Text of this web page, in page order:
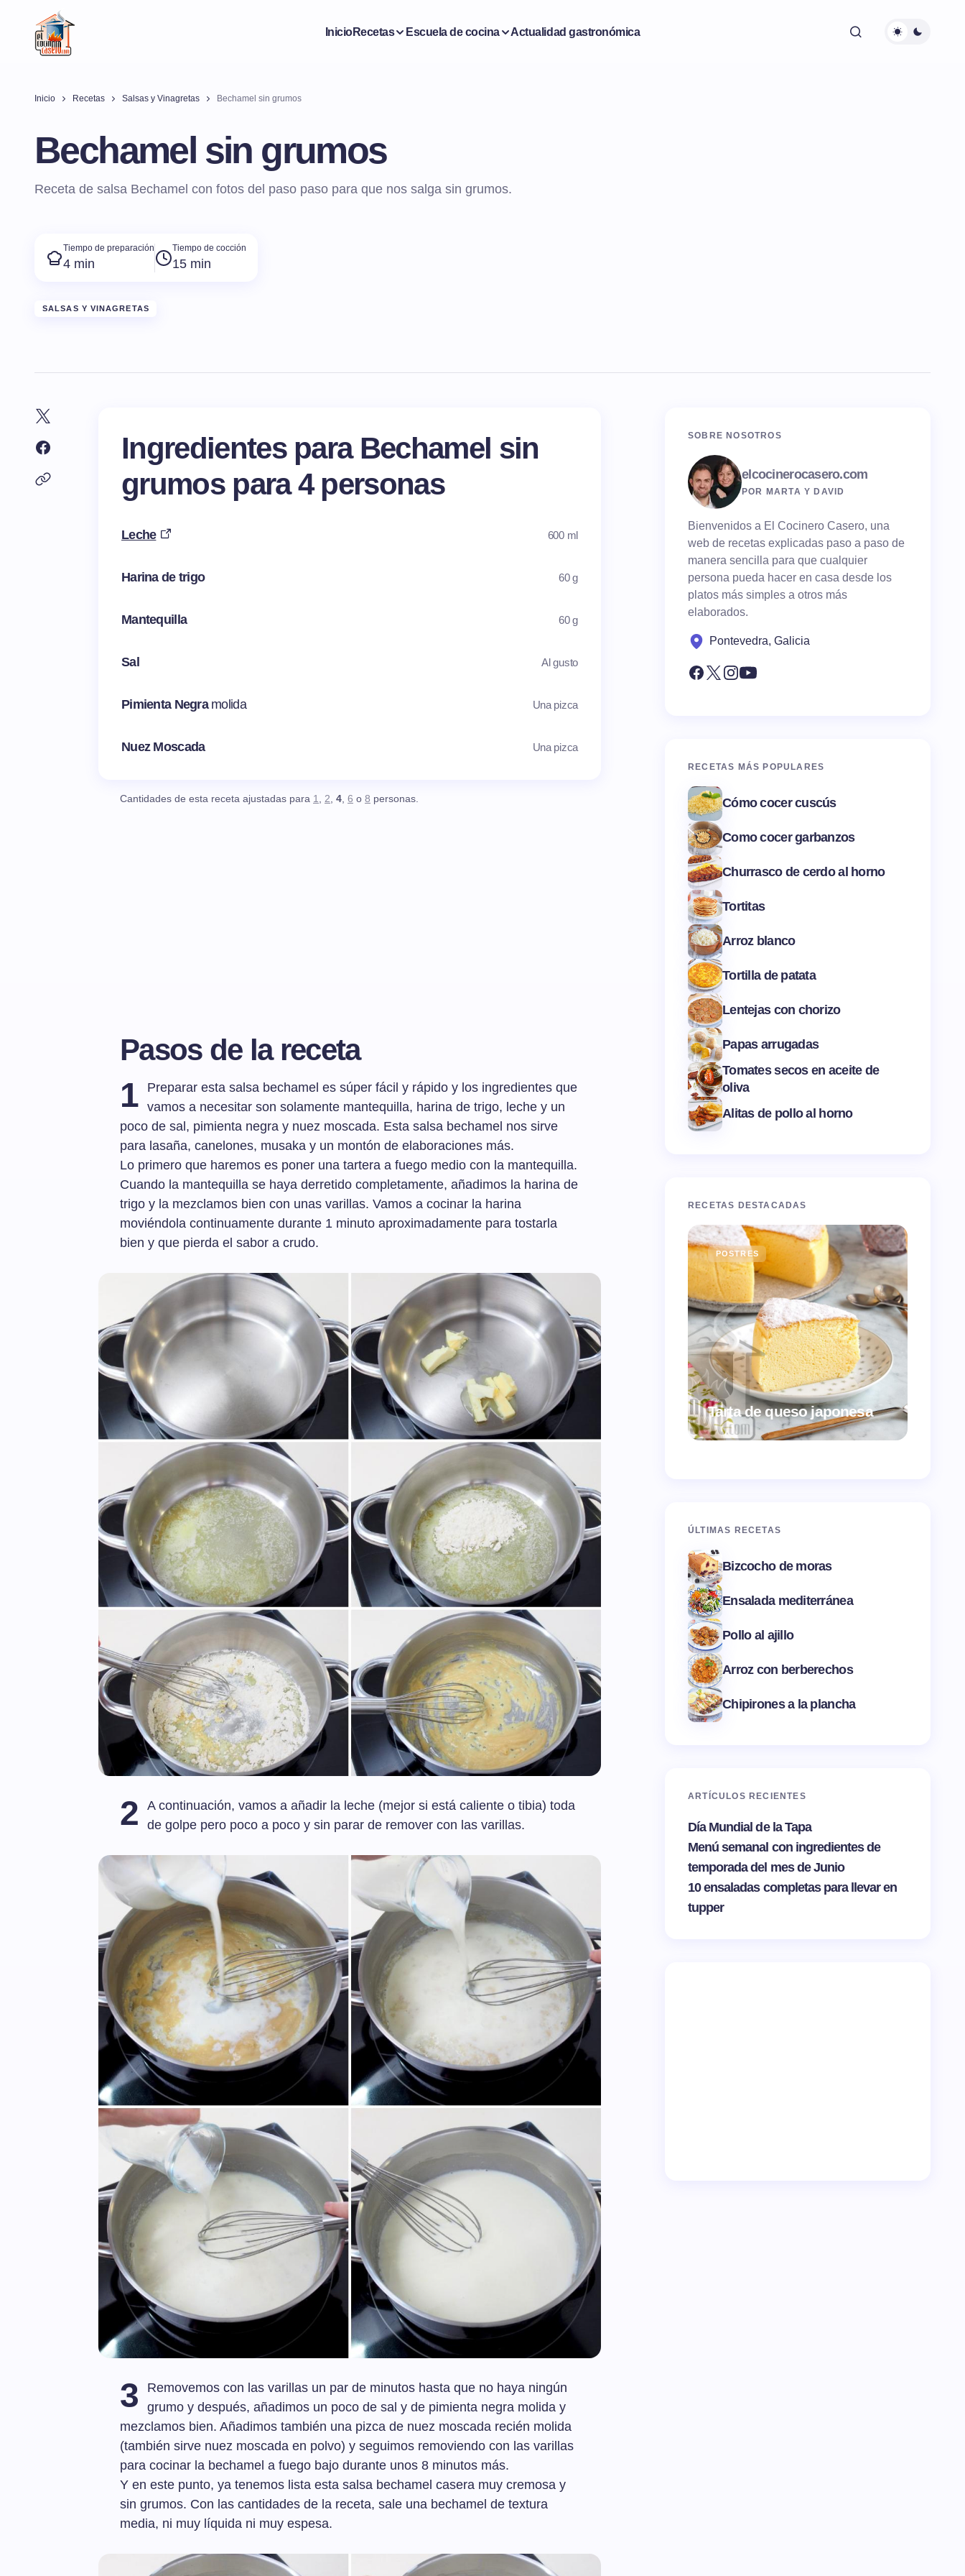
InicioRecetas Escuela de cocina Actualidad gastronómica
Inicio Recetas Salsas y Vinagretas Bechamel sin grumos
Bechamel sin grumos
Receta de salsa Bechamel con fotos del paso paso para que nos salga sin grumos.
Tiempo de preparación
4 min
Tiempo de cocción
15 min
SALSAS Y VINAGRETAS
Ingredientes para Bechamel sin
grumos para 4 personas
Leche 600 ml
Harina de trigo 60 g
Mantequilla 60 g
Sal Al gusto
Pimienta Negra molida Una pizca
Nuez Moscada Una pizca
Cantidades de esta receta ajustadas para 1, 2, 4, 6 o 8 personas.
Pasos de la receta
1
Preparar esta salsa bechamel es súper fácil y rápido y los ingredientes que
vamos a necesitar son solamente mantequilla, harina de trigo, leche y un
poco de sal, pimienta negra y nuez moscada. Esta salsa bechamel nos sirve
para lasaña, canelones, musaka y un montón de elaboraciones más.
Lo primero que haremos es poner una tartera a fuego medio con la mantequilla.
Cuando la mantequilla se haya derretido completamente, añadimos la harina de
trigo y la mezclamos bien con unas varillas. Vamos a cocinar la harina
moviéndola continuamente durante 1 minuto aproximadamente para tostarla
bien y que pierda el sabor a crudo.
2
A continuación, vamos a añadir la leche (mejor si está caliente o tibia) toda
de golpe pero poco a poco y sin parar de remover con las varillas.
3
Removemos con las varillas un par de minutos hasta que no haya ningún
grumo y después, añadimos un poco de sal y de pimienta negra molida y
mezclamos bien. Añadimos también una pizca de nuez moscada recién molida
(también sirve nuez moscada en polvo) y seguimos removiendo con las varillas
para cocinar la bechamel a fuego bajo durante unos 8 minutos más.
Y en este punto, ya tenemos lista esta salsa bechamel casera muy cremosa y
sin grumos. Con las cantidades de la receta, sale una bechamel de textura
media, ni muy líquida ni muy espesa.
SOBRE NOSOTROS
elcocinerocasero.com
POR MARTA Y DAVID
Bienvenidos a El Cocinero Casero, una
web de recetas explicadas paso a paso de
manera sencilla para que cualquier
persona pueda hacer en casa desde los
platos más simples a otros más
elaborados.
Pontevedra, Galicia
RECETAS MÁS POPULARES
Cómo cocer cuscús
Como cocer garbanzos
Churrasco de cerdo al horno
Tortitas
Arroz blanco
Tortilla de patata
Lentejas con chorizo
Papas arrugadas
Tomates secos en aceite de
oliva
Alitas de pollo al horno
RECETAS DESTACADAS
POSTRES
Tarta de queso japonesa
ÚLTIMAS RECETAS
Bizcocho de moras
Ensalada mediterránea
Pollo al ajillo
Arroz con berberechos
Chipirones a la plancha
ARTÍCULOS RECIENTES
Día Mundial de la Tapa
Menú semanal con ingredientes de
temporada del mes de Junio
10 ensaladas completas para llevar en
tupper